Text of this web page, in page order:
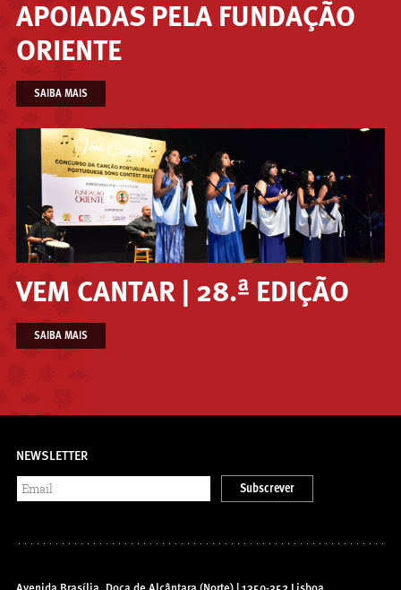
APOIADAS PELA FUNDAÇÃO
ORIENTE
SAIBA MAIS
VEM CANTAR | 28.ª EDIÇÃO
SAIBA MAIS
NEWSLETTER
Subscrever